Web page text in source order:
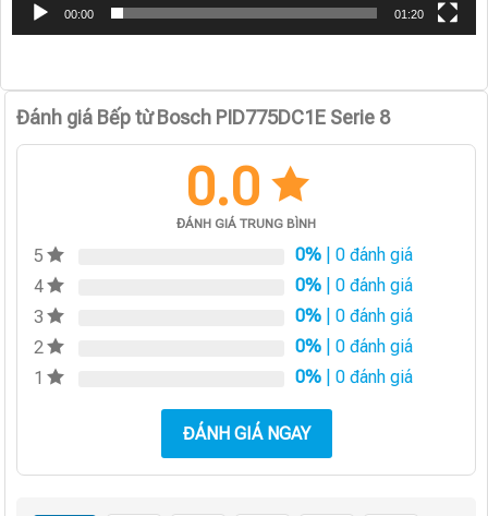
00:00 01:20
Đánh giá Bếp từ Bosch PID775DC1E Serie 8
0.0
ĐÁNH GIÁ TRUNG BÌNH
5 0% | 0 đánh giá
4
0% | 0 đánh giá
3
0% | 0 đánh giá
2
0% | 0 đánh giá
1
0% | 0 đánh giá
ĐÁNH GIÁ NGAY